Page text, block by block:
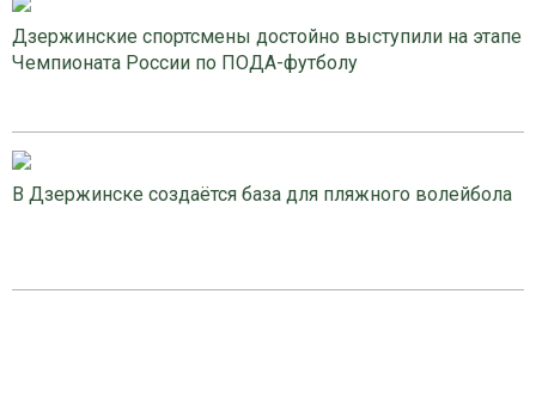
Дзержинские спортсмены достойно выступили на этапе
Чемпионата России по ПОДА-футболу
В Дзержинске создаётся база для пляжного волейбола